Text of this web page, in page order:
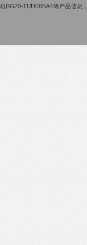
BG20-11/D08SA4等产品信息